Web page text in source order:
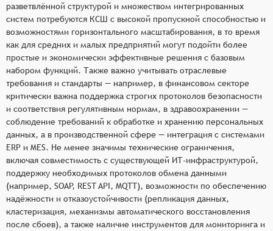
разветвлённой структурой и множеством интегрированных
систем потребуются КСШ с высокой пропускной способностью и
возможностями горизонтального масштабирования, в то время
как для средних и малых предприятий могут подойти более
простые и экономически эффективные решения с базовым
набором функций. Также важно учитывать отраслевые
требования и стандарты — например, в финансовом секторе
критически важна поддержка строгих протоколов безопасности
и соответствия регулятивным нормам, в здравоохранении —
соблюдение требований к обработке и хранению персональных
данных, а в производственной сфере — интеграция с системами
ERP и MES. Не менее значимы технические ограничения,
включая совместимость с существующей ИТ-инфраструктурой,
поддержку необходимых протоколов обмена данными
(например, SOAP, REST API, MQTT), возможности по обеспечению
надёжности и отказоустойчивости (репликация данных,
кластеризация, механизмы автоматического восстановления
после сбоев), а также наличие инструментов для мониторинга и